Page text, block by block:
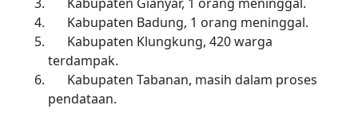
Kabupaten Badung, 1 orang meninggal.
Kabupaten Klungkung, 420 warga
terdampak.
Kabupaten Tabanan, masih dalam proses
pendataan.